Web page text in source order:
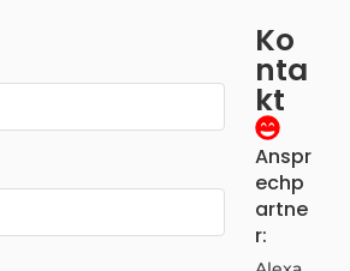
Ko
nta
kt
Anspr
echp
artne
r: